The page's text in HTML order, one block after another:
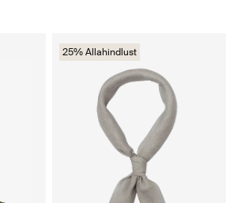
25% Allahindlust